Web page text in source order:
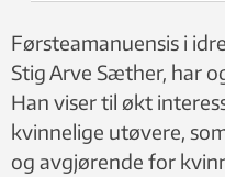
Førsteamanuensis i
Stig Arve Sæther, har
Han viser til økt
kvinnelige utøvere,
og avgjørende for